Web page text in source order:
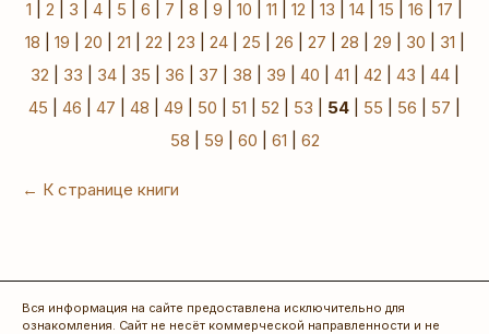
1 2 3 4 5 6 7 8 9 10 11 12 13 14 15 16 17
18
19 20 21 22 23 24| 25 26 27 28 29 30 31
32
33 34| 35 36 37 38 39 40 41 42 43 44|
45
46 47 48 49 50 51 52 53 54 55 56 57
58
59 60 61 62
← К странице книги
Вся информация на сайте предоставлена исключительно для
ознакомления. Сайт не несёт коммерческой направленности и не